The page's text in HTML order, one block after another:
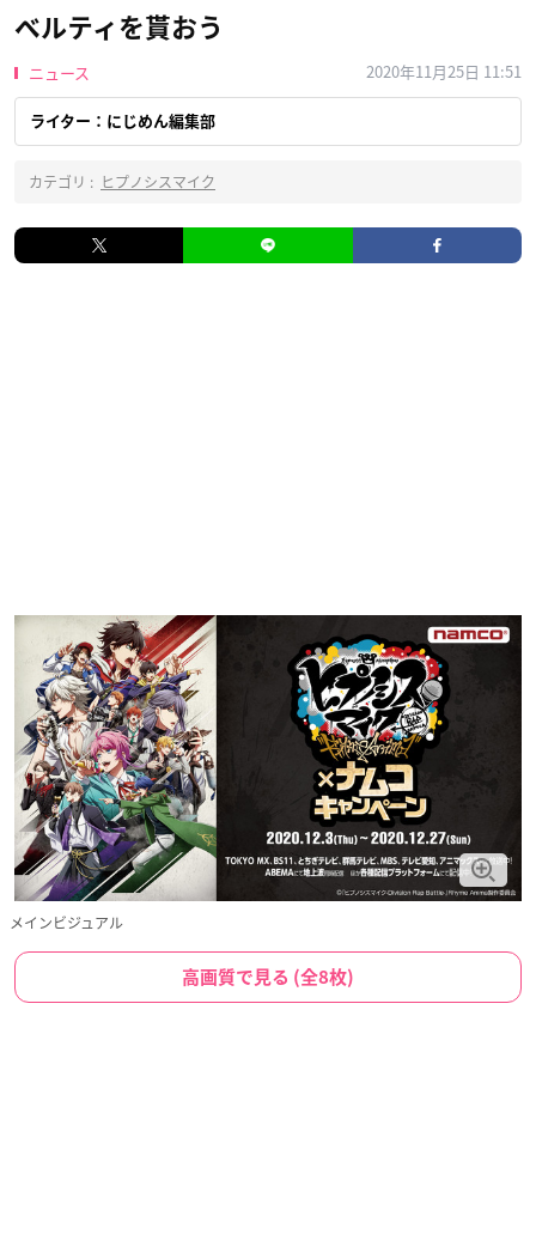
ベルティを貰おう
ニュース 2020年11月25日 11:51
ライター：にじめん編集部
カテゴリ : ヒプノシスマイク
メインビジュアル
高画質で見る (全8枚)